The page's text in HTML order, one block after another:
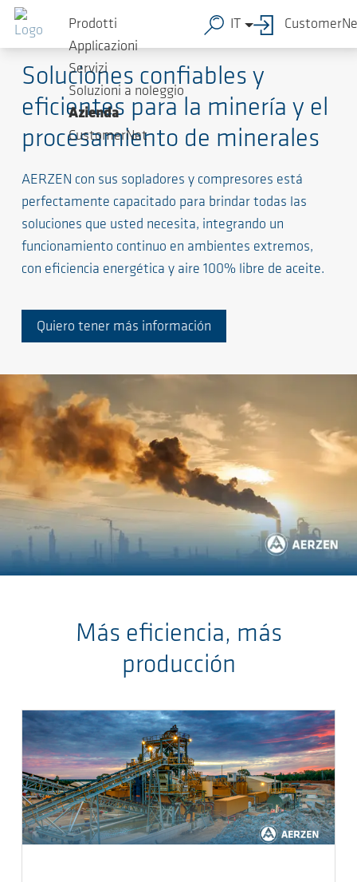
Soluciones de alto nivel para procesos exigentes
Soluciones confiables y
eficientes para la minería y el
procesamiento de minerales
AERZEN con sus sopladores y compresores está
perfectamente capacitado para brindar todas las
soluciones que usted necesita, integrando un
funcionamiento continuo en ambientes extremos,
con eficiencia energética y aire 100% libre de aceite.
Quiero tener más información
Prodotti
Applicazioni
Servizi
Soluzioni a noleggio
Azienda
CustomerNet
IT
Más eficiencia, más
producción